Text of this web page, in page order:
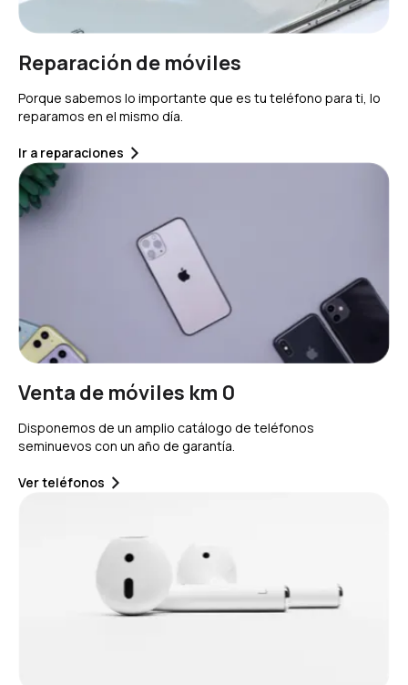
Reparación de móviles
Porque sabemos lo importante que es tu teléfono para ti, lo
reparamos en el mismo día.
Ir a reparaciones
Venta de móviles km 0
Disponemos de un amplio catálogo de teléfonos
seminuevos con un año de garantía.
Ver teléfonos